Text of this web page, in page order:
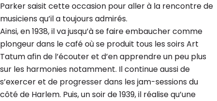
Parker saisit cette occasion pour aller à la rencontre de
musiciens qu’il a toujours admirés.
Ainsi, en 1938, il va jusqu’à se faire embaucher comme
plongeur dans le café où se produit tous les soirs Art
Tatum afin de l’écouter et d’en apprendre un peu plus
sur les harmonies notamment. Il continue aussi de
s’exercer et de progresser dans les jam-sessions du
côté de Harlem. Puis, un soir de 1939, il réalise qu’une